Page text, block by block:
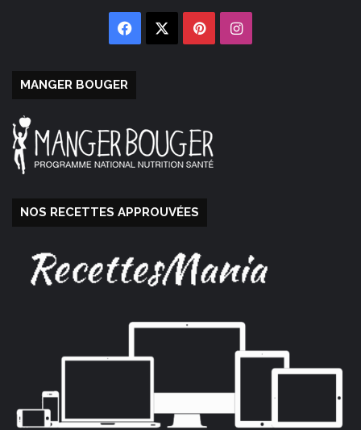
Facebook PinterestInstagram
MANGER BOUGER
NOS RECETTES APPROUVÉES